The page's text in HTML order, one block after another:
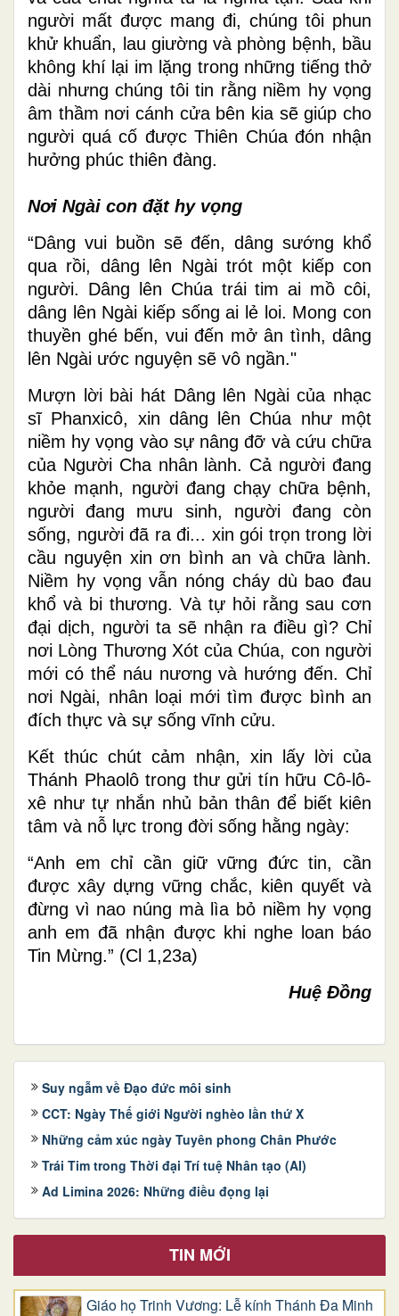
người mất được mang đi, chúng tôi phun
khử khuẩn, lau giường và phòng bệnh, bầu
không khí lại im lặng trong những tiếng thở
dài nhưng chúng tôi tin rằng niềm hy vọng
âm thầm nơi cánh cửa bên kia sẽ giúp cho
người quá cố được Thiên Chúa đón nhận
hưởng phúc thiên đàng.
Nơi Ngài con đặt hy vọng
“Dâng vui buồn sẽ đến, dâng sướng khổ
qua rồi, dâng lên Ngài trót một kiếp con
người. Dâng lên Chúa trái tim ai mồ côi,
dâng lên Ngài kiếp sống ai lẻ loi. Mong con
thuyền ghé bến, vui đến mở ân tình, dâng
lên Ngài ước nguyện sẽ vô ngần."
Mượn lời bài hát Dâng lên Ngài của nhạc
sĩ Phanxicô, xin dâng lên Chúa như một
niềm hy vọng vào sự nâng đỡ và cứu chữa
của Người Cha nhân lành. Cả người đang
khỏe mạnh, người đang chạy chữa bệnh,
người đang mưu sinh, người đang còn
sống, người đã ra đi... xin gói trọn trong lời
cầu nguyện xin ơn bình an và chữa lành.
Niềm hy vọng vẫn nóng cháy dù bao đau
khổ và bi thương. Và tự hỏi rằng sau cơn
đại dịch, người ta sẽ nhận ra điều gì? Chỉ
nơi Lòng Thương Xót của Chúa, con người
mới có thể náu nương và hướng đến. Chỉ
nơi Ngài, nhân loại mới tìm được bình an
đích thực và sự sống vĩnh cửu.
Kết thúc chút cảm nhận, xin lấy lời của
Thánh Phaolô trong thư gửi tín hữu Cô-lô-
xê như tự nhắn nhủ bản thân để biết kiên
tâm và nỗ lực trong đời sống hằng ngày:
“Anh em chỉ cần giữ vững đức tin, cần
được xây dựng vững chắc, kiên quyết và
đừng vì nao núng mà lìa bỏ niềm hy vọng
anh em đã nhận được khi nghe loan báo
Tin Mừng.” (Cl 1,23a)
Huệ Đồng
Suy ngẫm về Đạo đức môi sinh
CCT: Ngày Thế giới Người nghèo lần thứ X
Những cảm xúc ngày Tuyên phong Chân Phước
Trái Tim trong Thời đại Trí tuệ Nhân tạo (AI)
Ad Limina 2026: Những điều đọng lại
TIN MỚI
Giáo họ Trinh Vương: Lễ kính Thánh Đa Minh